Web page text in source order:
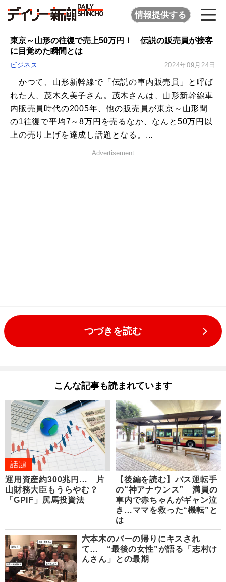
情報提供する
東京～山形の往復で売上50万円！ 伝説の販売員が接客
に目覚めた瞬間とは
ビジネス 2024年09月24日
かつて、山形新幹線で「伝説の車内販売員」と呼ば
れた人、茂木久美子さん。茂木さんは、山形新幹線車
内販売員時代の2005年、他の販売員が東京～山形間
の1往復で平均7～8万円を売るなか、なんと50万円以
上の売り上げを達成し話題となる。...
Advertisement
つづきを読む
こんな記事も読まれています
話題
運用資産約300兆円… 片
山財務大臣もうらやむ？
「GPIF」尻馬投資法
【後編を読む】バス運転手
の“神アナウンス” 満員の
車内で赤ちゃんがギャン泣
き…ママを救った“機転”と
は
六本木のバーの帰りにキスされ
て… “最後の女性”が語る「志村け
んさん」との最期